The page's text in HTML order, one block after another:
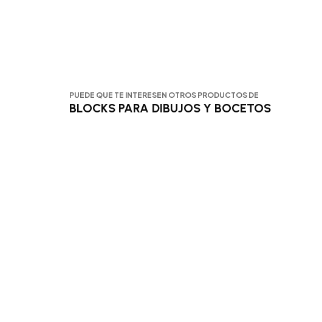
PUEDE QUE TE INTERESEN OTROS PRODUCTOS DE
BLOCKS PARA DIBUJOS Y BOCETOS